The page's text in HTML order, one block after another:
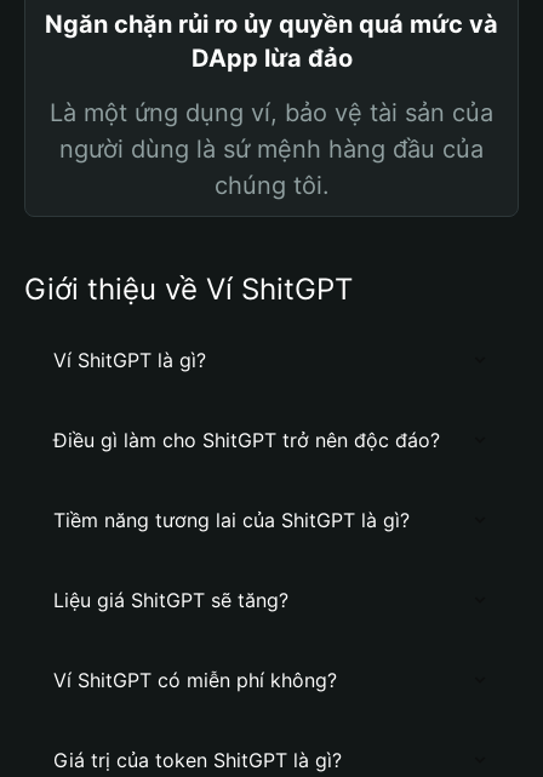
Ngăn chặn rủi ro ủy quyền quá mức và
DApp lừa đảo
Là một ứng dụng ví, bảo vệ tài sản của
người dùng là sứ mệnh hàng đầu của
chúng tôi.
Giới thiệu về Ví ShitGPT
Ví ShitGPT là gì?
Điều gì làm cho ShitGPT trở nên độc đáo?
Tiềm năng tương lai của ShitGPT là gì?
Liệu giá ShitGPT sẽ tăng?
Ví ShitGPT có miễn phí không?
Giá trị của token ShitGPT là gì?